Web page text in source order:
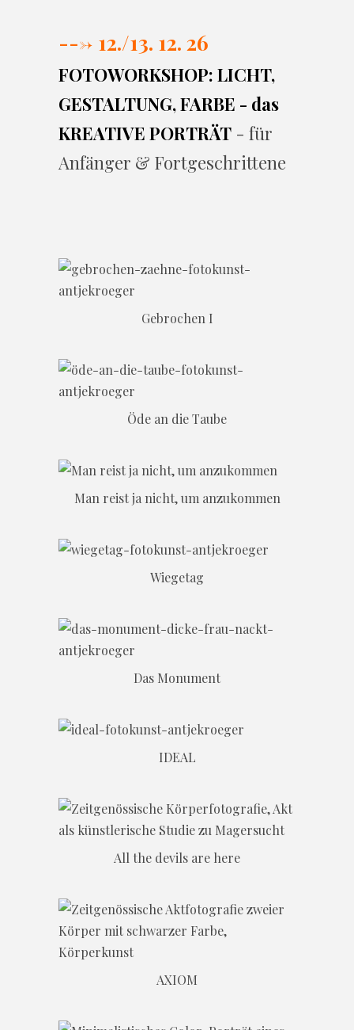
---> 12./13. 12. 26
FOTOWORKSHOP: LICHT,
GESTALTUNG, FARBE - das
KREATIVE PORTRÄT - für
Anfänger & Fortgeschrittene
Gebrochen I
Öde an die Taube
Man reist ja nicht, um anzukommen
Wiegetag
Das Monument
IDEAL
All the devils are here
AXIOM